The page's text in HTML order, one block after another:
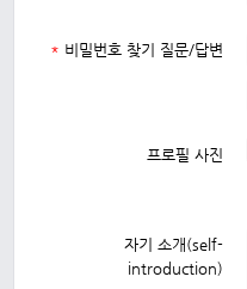
* 비밀번호 찾기 질문/답변
프로필 사진
자기 소개(self-
introduction)